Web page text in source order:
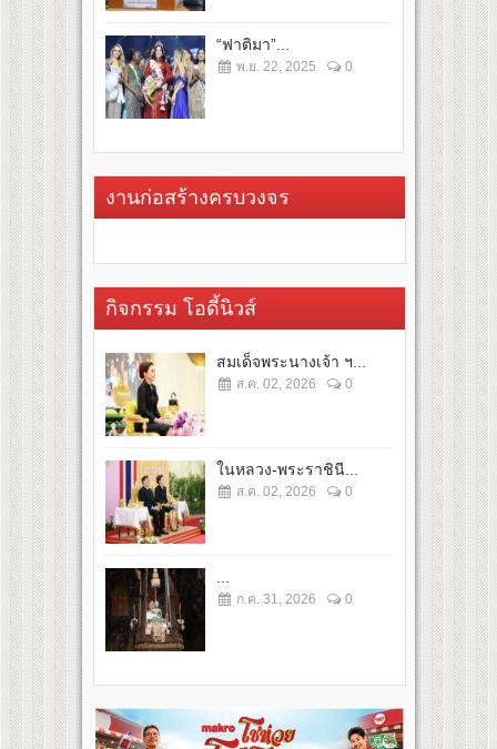
“ฟาติมา”...
พ.ย. 22, 2025 0
งานก่อสร้างครบวงจร
กิจกรรม โอดี้นิวส์
สมเด็จพระนางเจ้า ฯ...
ส.ค. 02, 2026 0
ในหลวง-พระราชินี...
ส.ค. 02, 2026 0
ก.ค. 31, 2026 0